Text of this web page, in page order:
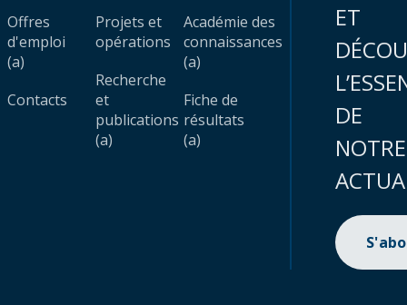
Offres
d'emploi
(a)
Contacts
Projets et
opérations
Recherche
et
publications
(a)
Académie des
connaissances
(a)
Fiche de
résultats
(a)
ET
DE
NOTRE